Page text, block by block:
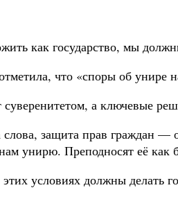
как государство, мы
что «споры об
а ключевые
слова, защита прав граждан —
унирю. Преподносят её
условиях должны делать